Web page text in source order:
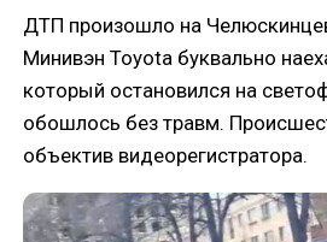
ДТП произошло на
Минивэн Toyota буквально
который остановился на
обошлось без травм.
объектив видеорегистратора.